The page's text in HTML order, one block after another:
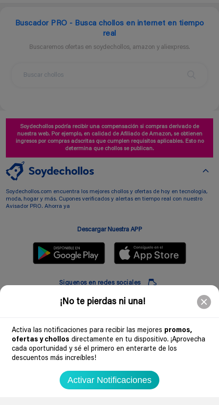
¡No te pierdas ni una!
Activa las notificaciones para recibir las mejores promos,
ofertas y chollos directamente en tu dispositivo. ¡Aprovecha
cada oportunidad y sé el primero en enterarte de los
descuentos más increíbles!
Activar Notificaciones
Buscador PRO - Busca chollos en internet en tiempo
real
Buscaremos ofertas en soydechollos, amazon y aliexpress.
Soydechollos podría recibir una compensación si compras derivado de
nuestra web. Por ejemplo, en calidad de Afiliado de Amazon, se obtienen
ingresos por compras adscritas que cumplen requisitos aplicables. Esto no
determina que chollos se publican.
Soydechollos.com encuentra los mejores chollos y ofertas de hoy en tecnología,
moda, hogar y más. Cupones verificados y alertas en tiempo real con nuestro
Avisador PRO. Ahorra ya
Descargar Nuestra APP
Siguenos en redes sociales
Introduciendo mi correo electronico acepto la politica de privacidad y doy mi
consentimiento a recibir comerciales a traves de mi e-mail